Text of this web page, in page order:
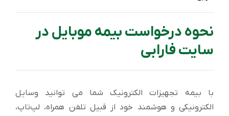
نحوه درخواست بیمه موبایل در
سایت فارابی
با بیمه تجهیزات الکترونیک شما می توانید وسایل
الکترونیکی و هوشمند خود از قبیل تلفن همراه‌، لپ‌تاپ‌،